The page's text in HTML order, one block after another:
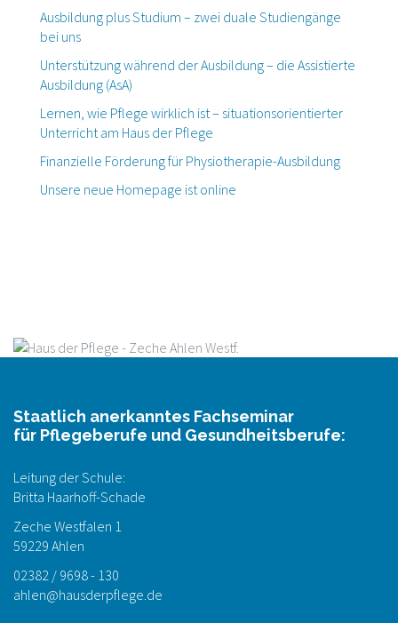
Ausbildung plus Studium – zwei duale Studiengänge
bei uns
Unterstützung während der Ausbildung – die Assistierte
Ausbildung (AsA)
Lernen, wie Pflege wirklich ist – situationsorientierter
Unterricht am Haus der Pflege
Finanzielle Förderung für Physiotherapie-Ausbildung
Unsere neue Homepage ist online
Staatlich anerkanntes Fachseminar
für Pflegeberufe und Gesundheitsberufe:
Leitung der Schule:
Britta Haarhoff-Schade
Zeche Westfalen 1
59229 Ahlen
02382 / 9698 - 130
ahlen@hausderpflege.de